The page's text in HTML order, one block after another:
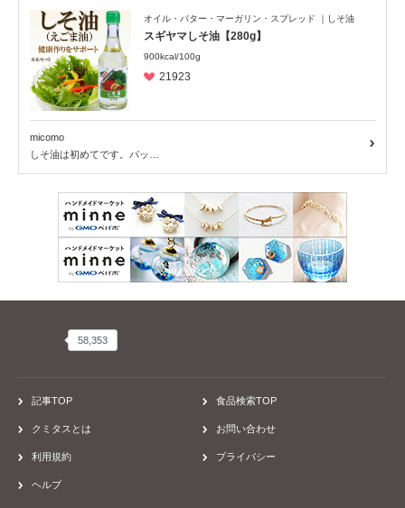
回収情報
読み物
商品ピックアップ
アレルギーSTORY
レシピ
患者会・団体、お店
病院